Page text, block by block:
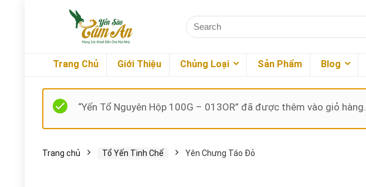
Trang Chủ Giới Thiệu Chủng Loại Sản Phẩm Blog
“Yến Tổ Nguyên Hộp 100G – 013OR” đã được thêm vào giỏ hàng.
Trang chủ Tổ Yến Tinh Chế Yên Chưng Táo Đỏ